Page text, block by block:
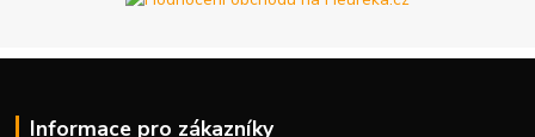
Informace pro zákazníky